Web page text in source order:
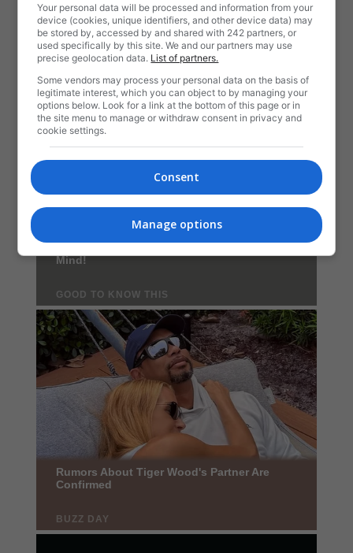
Your personal data will be processed and information from your
device (cookies, unique identifiers, and other device data) may
be stored by, accessed by and shared with 242 partners, or
used specifically by this site. We and our partners may use
precise geolocation data. List of partners.
Some vendors may process your personal data on the basis of
legitimate interest, which you can object to by managing your
options below. Look for a link at the bottom of this page or in
the site menu to manage or withdraw consent in privacy and
cookie settings.
Consent
Manage options